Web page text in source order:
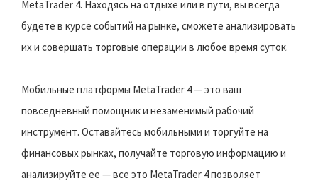
MetaTrader 4. Находясь на отдыхе или в пути, вы всегда
будете в курсе событий на рынке, сможете анализировать
их и совершать торговые операции в любое время суток.
Мобильные платформы MetaTrader 4 — это ваш
повседневный помощник и незаменимый рабочий
инструмент. Оставайтесь мобильными и торгуйте на
финансовых рынках, получайте торговую информацию и
анализируйте ее — все это MetaTrader 4 позволяет